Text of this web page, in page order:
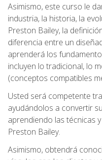
Asimismo, este curso le
industria, la historia, la
Preston Bailey, la
diferencia entre un
aprenderá los
incluyen lo tradicional, lo
(conceptos compatibles
Usted será competente
ayudándolos a convertir
aprendiendo las técnicas
Preston Bailey.
Asimismo, obtendrá